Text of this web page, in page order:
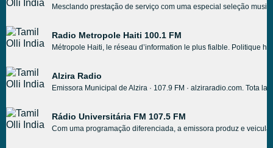
Mesclando prestação de serviço com uma especial seleção
Radio Metropole Haiti 100.1 FM
Métropole Haiti, le réseau d’information le plus fialble. Politique
Alzira Radio
Emissora Municipal de Alzira · 107.9 FM · alziraradio.com. Tota
Rádio Universitária FM 107.5 FM
Com uma programação diferenciada, a emissora produz e